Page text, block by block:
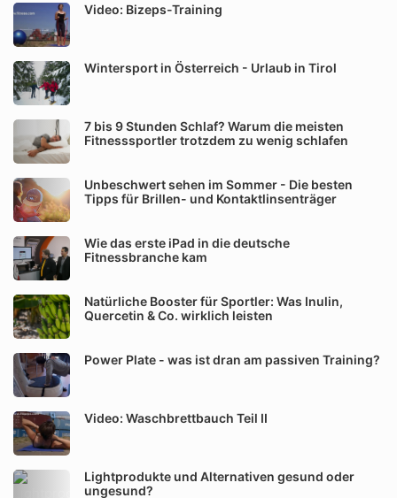
Video: Bizeps-Training
Wintersport in Österreich - Urlaub in Tirol
7 bis 9 Stunden Schlaf? Warum die meisten
Fitnesssportler trotzdem zu wenig schlafen
Unbeschwert sehen im Sommer - Die besten
Tipps für Brillen- und Kontaktlinsenträger
Wie das erste iPad in die deutsche
Fitnessbranche kam
Natürliche Booster für Sportler: Was Inulin,
Quercetin & Co. wirklich leisten
Power Plate - was ist dran am passiven Training?
Video: Waschbrettbauch Teil II
Lightprodukte und Alternativen gesund oder
ungesund?